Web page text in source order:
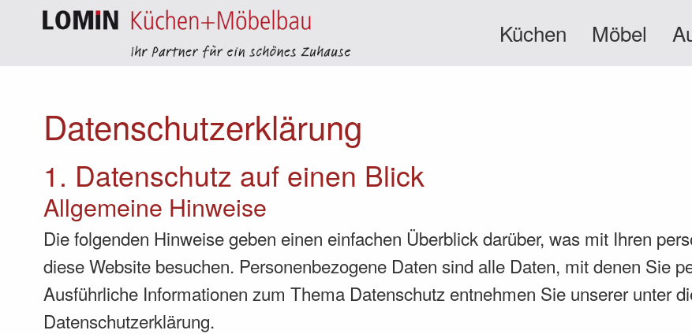
Küchen Möbel
Datenschutz­erklärung
1. Datenschutz auf einen Blick
Allgemeine Hinweise
Die folgenden Hinweise geben einen einfachen Überblick darüber, was mit Ihren
diese Website besuchen. Personenbezogene Daten sind alle Daten, mit denen Sie
Ausführliche Informationen zum Thema Datenschutz entnehmen Sie unserer unter
Datenschutzerklärung.